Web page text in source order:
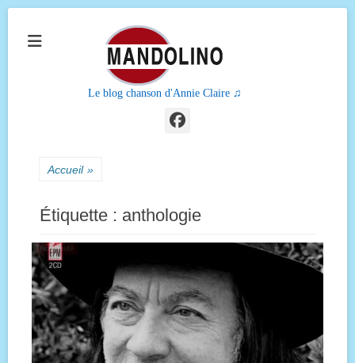
Le blog chanson d'Annie Claire ♫
Facebook
Accueil »
Étiquette : anthologie